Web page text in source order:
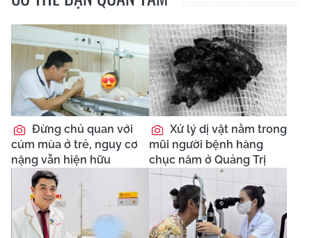
Đừng chủ quan với
cúm mùa ở trẻ, nguy cơ
nặng vẫn hiện hữu
Xử lý dị vật nằm trong
mũi người bệnh hàng
chục năm ở Quảng Trị